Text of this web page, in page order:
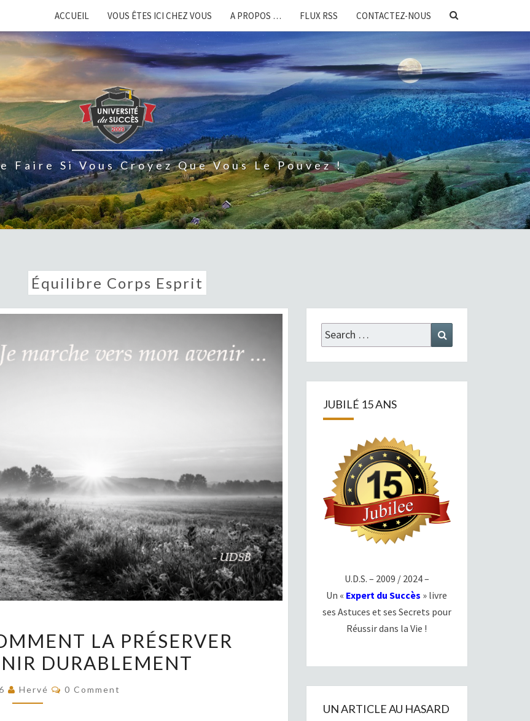
ACCUEIL VOUS ÊTES ICI CHEZ VOUS A PROPOS … FLUX RSS CONTACTEZ-NOUS
SEARCH
Faire Si Vous Croyez Que Vous Le Pouvez !
Équilibre Corps Esprit
SANTÉ
:
LA
LA PRÉSERVER
DURABLEMENT
Hervé COMMENTS
0 Comment
Search
for:
JUBILÉ 15 ANS
U.D.S. – 2009 / 2024 –
Un « Expert du Succès » livre
ses Astuces et ses Secrets pour
Réussir dans la Vie !
UN ARTICLE AU HASARD